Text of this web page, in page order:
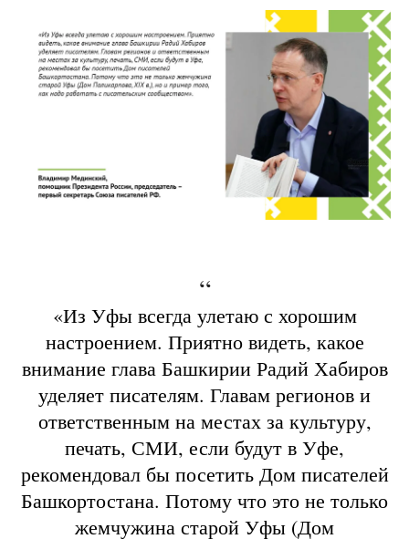
“
«Из Уфы всегда улетаю с хорошим
настроением. Приятно видеть, какое
внимание глава Башкирии Радий Хабиров
уделяет писателям. Главам регионов и
ответственным на местах за культуру,
печать, СМИ, если будут в Уфе,
рекомендовал бы посетить Дом писателей
Башкортостана. Потому что это не только
жемчужина старой Уфы (Дом